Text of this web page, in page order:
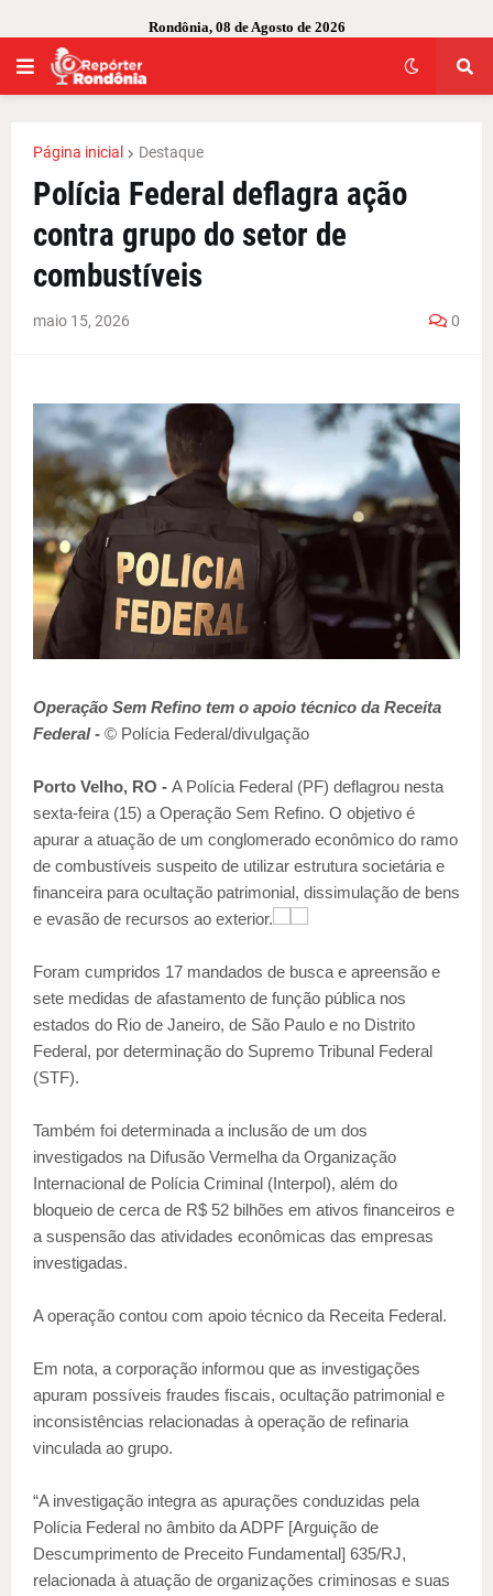
Rondônia, 08 de Agosto de 2026
Página inicial Destaque
Polícia Federal deflagra ação
contra grupo do setor de
combustíveis
maio 15, 2026 0
Operação Sem Refino tem o apoio técnico da Receita
Federal - © Polícia Federal/divulgação
Porto Velho, RO - A Polícia Federal (PF) deflagrou nesta
sexta-feira (15) a Operação Sem Refino. O objetivo é
apurar a atuação de um conglomerado econômico do ramo
de combustíveis suspeito de utilizar estrutura societária e
financeira para ocultação patrimonial, dissimulação de bens
e evasão de recursos ao exterior.
Foram cumpridos 17 mandados de busca e apreensão e
sete medidas de afastamento de função pública nos
estados do Rio de Janeiro, de São Paulo e no Distrito
Federal, por determinação do Supremo Tribunal Federal
(STF).
Também foi determinada a inclusão de um dos
investigados na Difusão Vermelha da Organização
Internacional de Polícia Criminal (Interpol), além do
bloqueio de cerca de R$ 52 bilhões em ativos financeiros e
a suspensão das atividades econômicas das empresas
investigadas.
A operação contou com apoio técnico da Receita Federal.
Em nota, a corporação informou que as investigações
apuram possíveis fraudes fiscais, ocultação patrimonial e
inconsistências relacionadas à operação de refinaria
vinculada ao grupo.
“A investigação integra as apurações conduzidas pela
Polícia Federal no âmbito da ADPF [Arguição de
Descumprimento de Preceito Fundamental] 635/RJ,
relacionada à atuação de organizações criminosas e suas